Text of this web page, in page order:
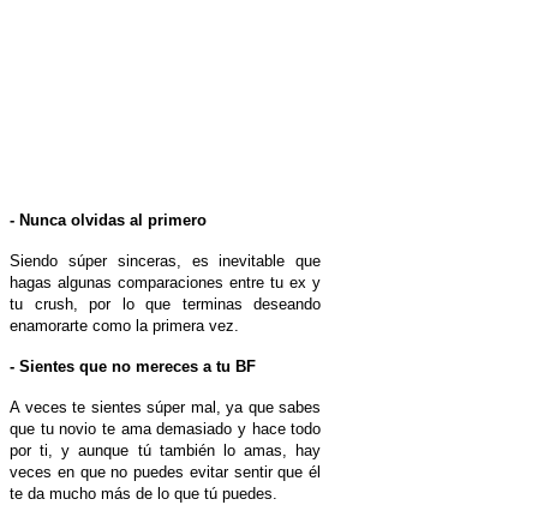
- Nunca olvidas al primero
Siendo súper sinceras, es inevitable que
hagas algunas comparaciones entre tu ex y
tu crush, por lo que terminas deseando
enamorarte como la primera vez.
- Sientes que no mereces a tu BF
A veces te sientes súper mal, ya que sabes
que tu novio te ama demasiado y hace todo
por ti, y aunque tú también lo amas, hay
veces en que no puedes evitar sentir que él
te da mucho más de lo que tú puedes.